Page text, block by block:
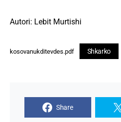
Autori: Lebit Murtishi
kosovanukditevdes.pdf Shkarko
Share